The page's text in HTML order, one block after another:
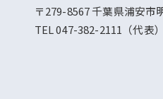
〒279-8567 千葉県浦安市
TEL 047-382-2111（代表